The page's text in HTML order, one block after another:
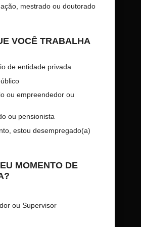
mestrado ou doutorado
VOCÊ TRABALHA
de entidade privada
ou empreendedor ou
ou pensionista
estou desempregado(a)
MOMENTO DE
ou Supervisor